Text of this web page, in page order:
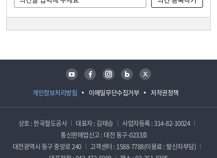
개인정보처리방침 이메일무단수집거부 저작권정책
유튜브 페이스북 인스타그램 블로그 트위터
상호 : 한국철도공사 대표자 : 김태승
사업자등록 : 314-82-10024
통신판매업신고 : 대전 동구-0233호
대전광역시 동구 중앙로 240
고객센터 : 1588-7788(이용료 : 발신자부담)